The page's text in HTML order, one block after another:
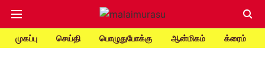
முகப்பு செய்தி பொழுதுபோக்கு ஆன்மிகம் க்ரைம்